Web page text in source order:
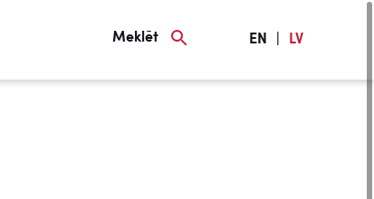
Meklēt EN LV